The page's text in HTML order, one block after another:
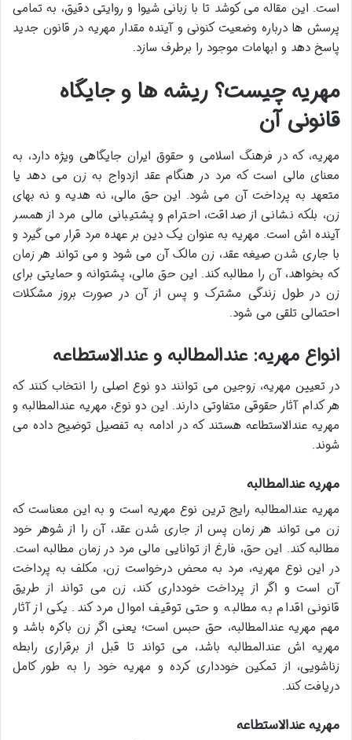
است. این مقاله می کوشد تا با زبانی شیوا و روایتی دقیق، به تمامی
پرسش ها درباره وضعیت کنونی و آینده مقدار مهریه در قانون جدید
پاسخ دهد و ابهامات موجود را برطرف سازد.
مهریه چیست؟ ریشه ها و جایگاه
قانونی آن
مهریه، که در فرهنگ اسلامی و حقوق ایران جایگاهی ویژه دارد، به
معنای مالی است که مرد در هنگام عقد ازدواج به زن می دهد یا
متعهد به پرداخت آن می شود. این حق مالی، نه هدیه و نه بهای
زن، بلکه نشانی از صداقت، احترام و پشتیبانی مالی مرد از همسر
آینده اش است. مهریه به عنوان یک دین بر عهده مرد قرار می گیرد و
با جاری شدن صیغه عقد، زن مالک آن می شود و می تواند هر زمان
که بخواهد، آن را مطالبه کند. این حق مالی، پشتوانه و حمایتی برای
زن در طول زندگی مشترک و پس از آن در صورت بروز مشکلات
احتمالی تلقی می شود.
انواع مهریه: عندالمطالبه و عندالاستطاعه
در تعیین مهریه، زوجین می توانند دو نوع اصلی را انتخاب کنند که
هر کدام آثار حقوقی متفاوتی دارند. این دو نوع، مهریه عندالمطالبه و
مهریه عندالاستطاعه هستند که در ادامه به تفصیل توضیح داده می
شوند.
مهریه عندالمطالبه
مهریه عندالمطالبه رایج ترین نوع مهریه است و به این معناست که
زن می تواند هر زمان پس از جاری شدن عقد، آن را از شوهر خود
مطالبه کند. این حق، فارغ از توانایی مالی مرد در زمان مطالبه است.
در این نوع مهریه، مرد به محض درخواست زن، مکلف به پرداخت
آن است و اگر از پرداخت خودداری کند، زن می تواند از طریق
قانونی اقدام به مطالبه و حتی توقیف اموال مرد کند. یکی از آثار
مهم مهریه عندالمطالبه، حق حبس است؛ یعنی اگر زن باکره باشد و
مهریه اش عندالمطالبه باشد، می تواند تا قبل از برقراری رابطه
زناشویی، از تمکین خودداری کرده و مهریه خود را به طور کامل
دریافت کند.
مهریه عندالاستطاعه